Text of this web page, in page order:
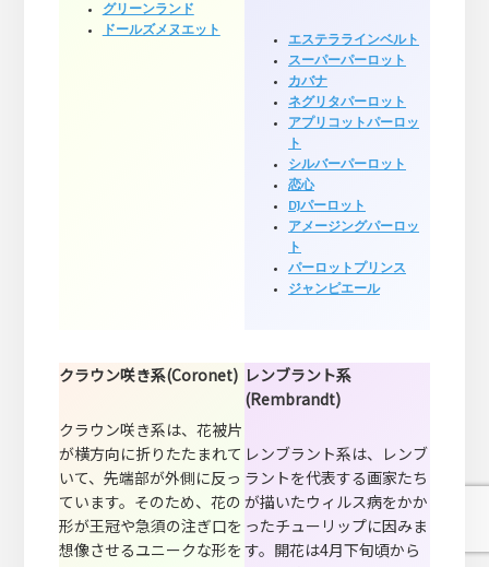
グリーンランド
ドールズメヌエット
エステララインベルト
スーパーパーロット
カバナ
ネグリタパーロット
アプリコットパーロッ
ト
シルバーパーロット
恋心
DJパーロット
アメージングパーロッ
ト
パーロットプリンス
ジャンピエール
クラウン咲き系(Coronet)
クラウン咲き系は、花被片
が横方向に折りたたまれて
いて、先端部が外側に反っ
ています。そのため、花の
形が王冠や急須の注ぎ口を
想像させるユニークな形を
レンブラント系
(Rembrandt)
レンブラント系は、レンブ
ラントを代表する画家たち
が描いたウィルス病をかか
ったチューリップに因みま
す。開花は4月下旬頃から